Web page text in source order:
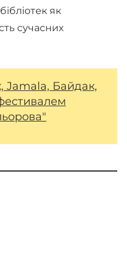
як
сучасних
Jamala, Байдак,